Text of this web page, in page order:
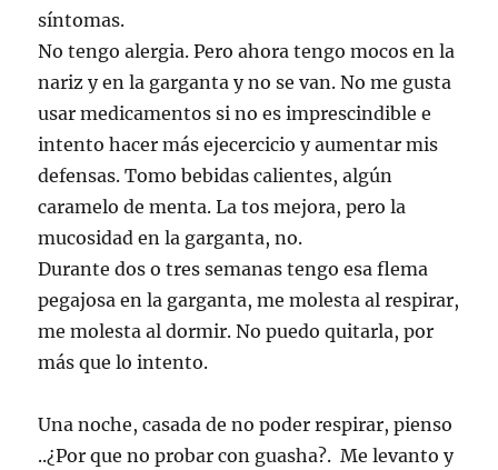
síntomas.
No tengo alergia. Pero ahora tengo mocos en la
nariz y en la garganta y no se van. No me gusta
usar medicamentos si no es imprescindible e
intento hacer más ejecercicio y aumentar mis
defensas. Tomo bebidas calientes, algún
caramelo de menta. La tos mejora, pero la
mucosidad en la garganta, no.
Durante dos o tres semanas tengo esa flema
pegajosa en la garganta, me molesta al respirar,
me molesta al dormir. No puedo quitarla, por
más que lo intento.
Una noche, casada de no poder respirar, pienso
..¿Por que no probar con guasha?. Me levanto y